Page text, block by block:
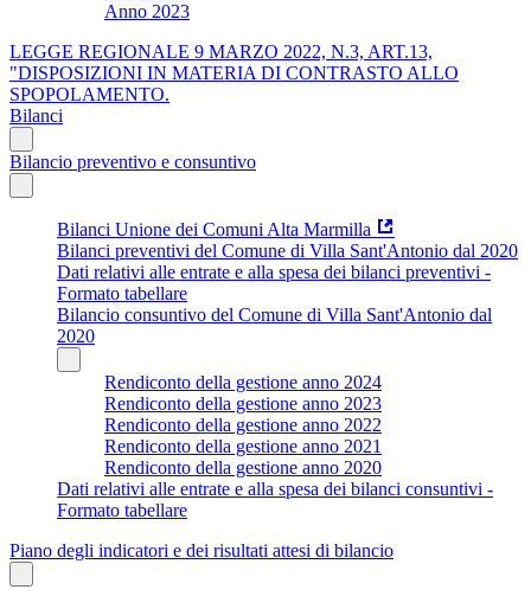
Anno 2023
LEGGE REGIONALE 9 MARZO 2022, N.3, ART.13,
"DISPOSIZIONI IN MATERIA DI CONTRASTO ALLO
SPOPOLAMENTO.
Bilanci
Bilancio preventivo e consuntivo
Bilanci Unione dei Comuni Alta Marmilla
Bilanci preventivi del Comune di Villa Sant'Antonio dal 2020
Dati relativi alle entrate e alla spesa dei bilanci preventivi -
Formato tabellare
Bilancio consuntivo del Comune di Villa Sant'Antonio dal
2020
Rendiconto della gestione anno 2024
Rendiconto della gestione anno 2023
Rendiconto della gestione anno 2022
Rendiconto della gestione anno 2021
Rendiconto della gestione anno 2020
Dati relativi alle entrate e alla spesa dei bilanci consuntivi -
Formato tabellare
Piano degli indicatori e dei risultati attesi di bilancio